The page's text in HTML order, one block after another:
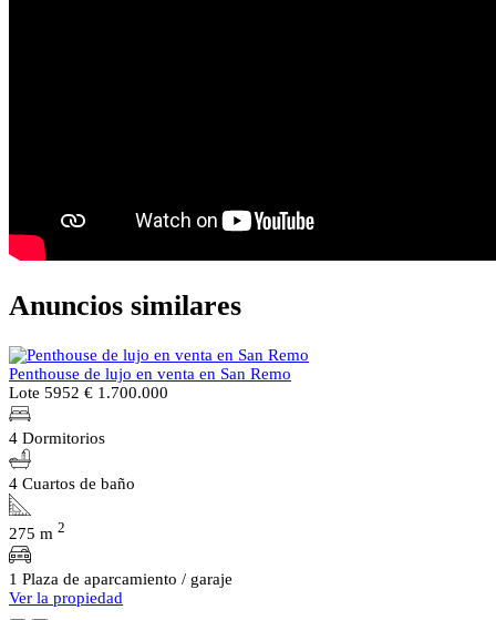
Anuncios similares
Penthouse de lujo en venta en San Remo
Lote 5952 € 1.700.000
4 Dormitorios
4 Cuartos de baño
275 m 2
1 Plaza de aparcamiento / garaje
Ver la propiedad